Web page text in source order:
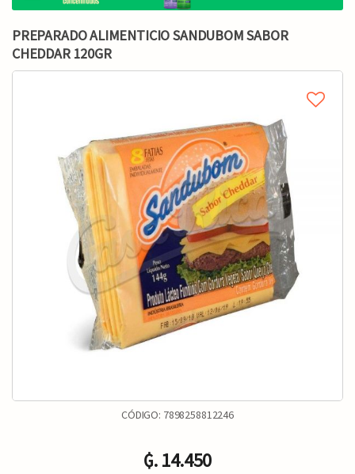
PREPARADO ALIMENTICIO SANDUBOM SABOR
CHEDDAR 120GR
CÓDIGO: 7898258812246
₲. 14.450